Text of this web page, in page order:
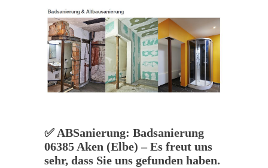
✅ ABSanierung: Badsanierung
06385 Aken (Elbe) – Es freut uns
sehr, dass Sie uns gefunden haben.